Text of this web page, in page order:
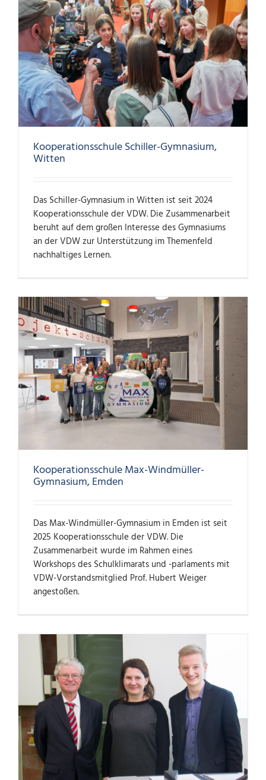
Kooperationsschule Schiller-Gymnasium,
Witten
Das Schiller-Gymnasium in Witten ist seit 2024
Kooperationsschule der VDW. Die Zusammenarbeit
beruht auf dem großen Interesse des Gymnasiums
an der VDW zur Unterstützung im Themenfeld
nachhaltiges Lernen.
Kooperationsschule Max-Windmüller-
Gymnasium, Emden
Das Max-Windmüller-Gymnasium in Emden ist seit
2025 Kooperationsschule der VDW. Die
Zusammenarbeit wurde im Rahmen eines
Workshops des Schulklimarats und -parlaments mit
VDW-Vorstandsmitglied Prof. Hubert Weiger
angestoßen.